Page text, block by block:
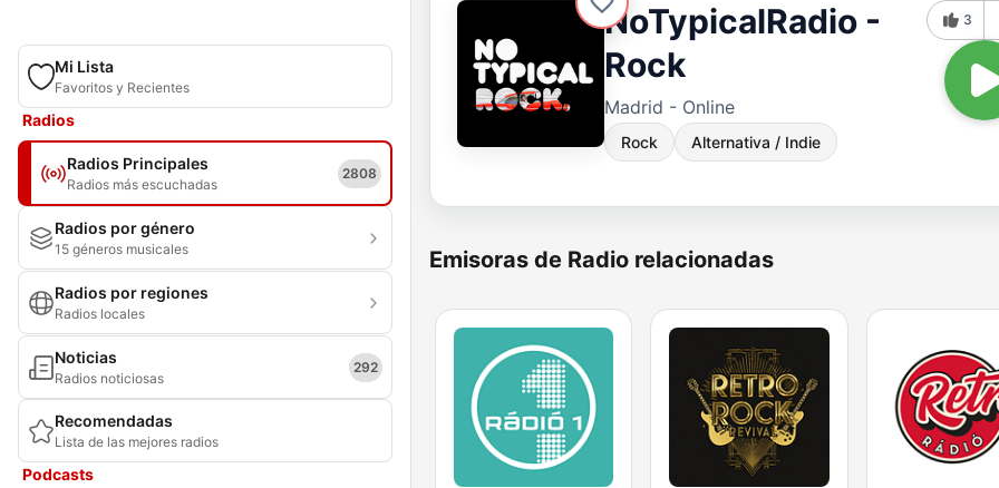
Mi Lista
Favoritos y Recientes
Radios
Radios Principales
Radios más escuchadas
2808
Radios por género
15 géneros musicales
Radios por regiones
Radios locales
Noticias
Radios noticiosas
292
Recomendadas
Lista de las mejores radios
Podcasts
NoTypicalRadio -
Rock
Madrid - Online
Rock Alternativa / Indie
3
Emisoras de Radio relacionadas